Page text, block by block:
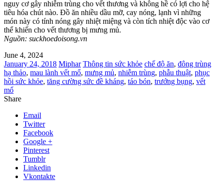
nguy cơ gây nhiễm trùng cho vết thương và không hề có lợi cho hệ
tiêu hóa chút nào. Đồ ăn nhiều dầu mỡ, cay nóng, lạnh vì những
món này có tính nóng gây nhiệt miệng và còn tích nhiệt độc vào cơ
thể khiến cho vết thương bị mưng mủ.
Nguồn: suckhoedoisong.vn
June 4, 2024
January 24, 2018 Miphar Thông tin sức khỏe chế độ ăn, đông trùng
hạ thảo, mau lành vết mổ, mưng mủ, nhiễm trùng, phẫu thuật, phục
hồi sức khỏe, tăng cường sức đề kháng, táo bón, trướng bụng, vết
mổ
Share
Email
Twitter
Facebook
Google +
Pinterest
Tumblr
Linkedin
Vkontakte